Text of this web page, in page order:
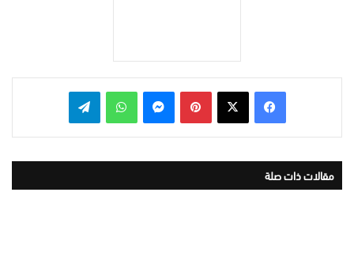
بينتيريست واتساب
مقالات ذات صلة